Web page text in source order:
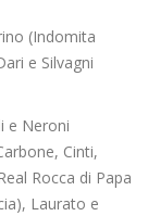
(Indomita
e Silvagni
e Neroni
Cinti,
Rocca di Papa
Laurato e